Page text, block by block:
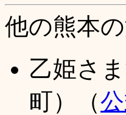
他の熊本
乙姫さ
町）（